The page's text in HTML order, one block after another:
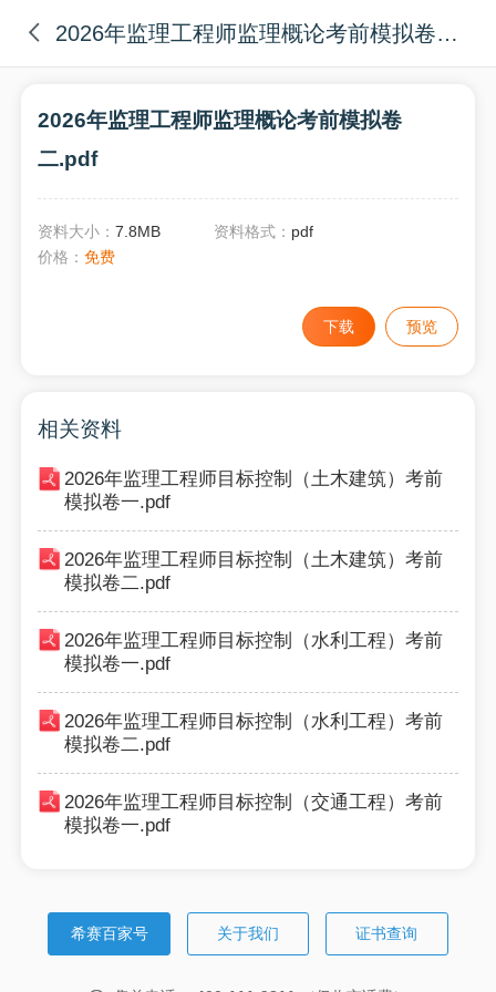
2026年监理工程师监理概论考前模拟卷二.pdf
2026年监理工程师监理概论考前模拟卷
二.pdf
资料大小：7.8MB 资料格式： pdf
价格：免费
下载 预览
相关资料
2026年监理工程师目标控制（土木建筑）考前
模拟卷一.pdf
2026年监理工程师目标控制（土木建筑）考前
模拟卷二.pdf
2026年监理工程师目标控制（水利工程）考前
模拟卷一.pdf
2026年监理工程师目标控制（水利工程）考前
模拟卷二.pdf
2026年监理工程师目标控制（交通工程）考前
模拟卷一.pdf
希赛百家号 关于我们 证书查询